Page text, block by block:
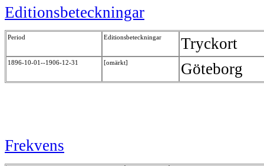
Editionsbeteckningar
Period Editionsbeteckningar Tryckort
1896-10-01--1906-12-31 [omärkt] Göteborg
Frekvens